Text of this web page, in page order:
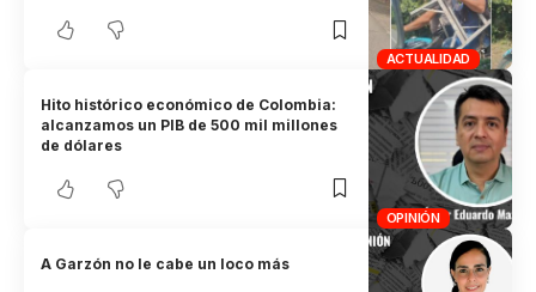
ACTUALIDAD
OPINIÓN
Hito histórico económico de Colombia:
alcanzamos un PIB de 500 mil millones
de dólares
A Garzón no le cabe un loco más